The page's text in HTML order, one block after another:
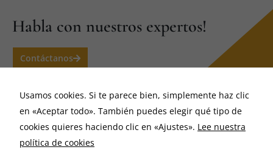
Habla con nuestros expertos!
Contáctanos
Usamos cookies. Si te parece bien, simplemente haz clic
en «Aceptar todo». También puedes elegir qué tipo de
cookies quieres haciendo clic en «Ajustes». Lee nuestra
política de cookies
Necesarias
cookies no
son
opcionales.
Son